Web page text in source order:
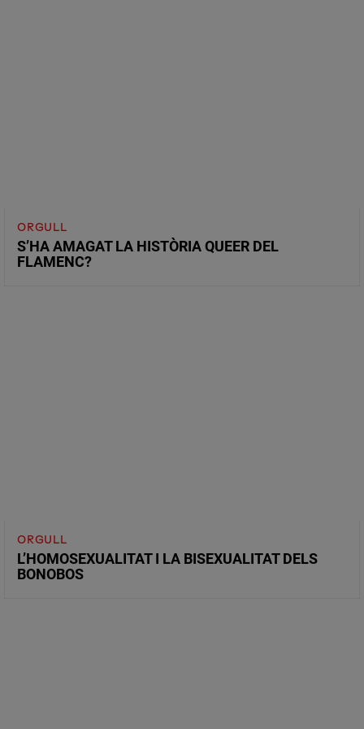
ORGULL
S’HA AMAGAT LA HISTÒRIA QUEER DEL
FLAMENC?
ORGULL
L’HOMOSEXUALITAT I LA BISEXUALITAT DELS
BONOBOS